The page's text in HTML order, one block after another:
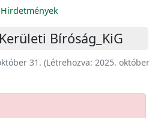
Hirdetmények
Bíróság_KiG
31. (Létrehozva: 2025. október